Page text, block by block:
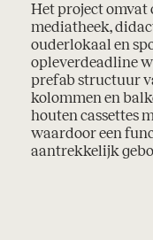
Het project omvat
mediatheek,
ouderlokaal en
opleverdeadline
prefab structuur
kolommen en
houten cassettes
waardoor een
aantrekkelijk